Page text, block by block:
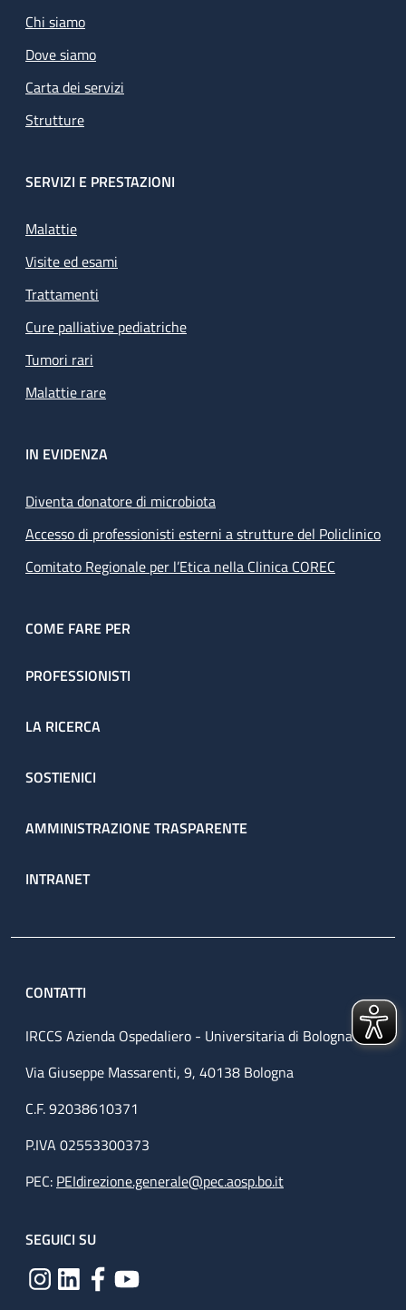
Chi siamo
Dove siamo
Carta dei servizi
Strutture
SERVIZI E PRESTAZIONI
Malattie
Visite ed esami
Trattamenti
Cure palliative pediatriche
Tumori rari
Malattie rare
IN EVIDENZA
Diventa donatore di microbiota
Accesso di professionisti esterni a strutture del Policlinico
Comitato Regionale per l’Etica nella Clinica COREC
COME FARE PER
PROFESSIONISTI
LA RICERCA
SOSTIENICI
AMMINISTRAZIONE TRASPARENTE
INTRANET
CONTATTI
IRCCS Azienda Ospedaliero - Universitaria di Bologna
Via Giuseppe Massarenti, 9, 40138 Bologna
C.F. 92038610371
P.IVA 02553300373
PEC: PEIdirezione.generale@pec.aosp.bo.it
SEGUICI SU